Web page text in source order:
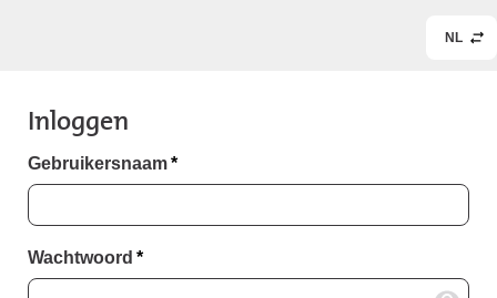
NL
Inloggen
Gebruikersnaam*
Wachtwoord *